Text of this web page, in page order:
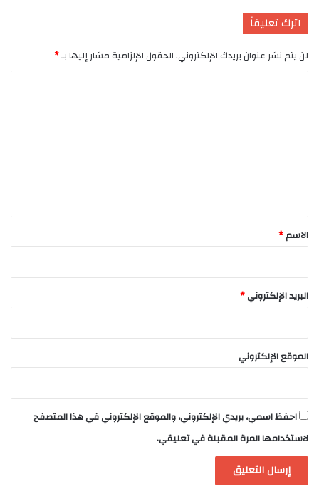
اترك تعليقاً
لن يتم نشر عنوان بريدك الإلكتروني.الحقول الإلزامية مشار إليها بـ*
*
الاسم*
البريد الإلكتروني*
الموقع الإلكتروني
احفظ اسمي، بريدي الإلكتروني، والموقع الإلكتروني في هذا المتصفح
لاستخدامها المرة المقبلة في تعليقي.